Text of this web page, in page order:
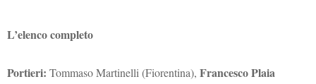
L’elenco completo
Portieri: Tommaso Martinelli (Fiorentina),Francesco Plaia